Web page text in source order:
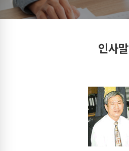
인사말